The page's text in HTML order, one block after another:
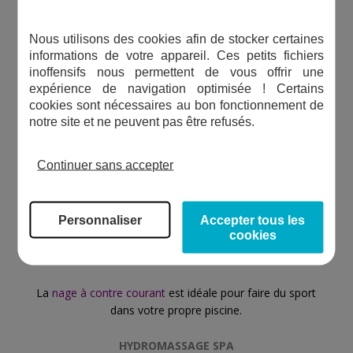
La nage à contre courant est idéale pour faire du sport
dans votre propre piscine.
HYDROMASSAGE SPA
Nous utilisons des cookies afin de stocker certaines
informations de votre appareil. Ces petits fichiers
inoffensifs nous permettent de vous offrir une
expérience de navigation optimisée ! Certains
cookies sont nécessaires au bon fonctionnement de
notre site et ne peuvent pas être refusés.
Continuer sans accepter
Personnaliser
Accepter tous les
cookies